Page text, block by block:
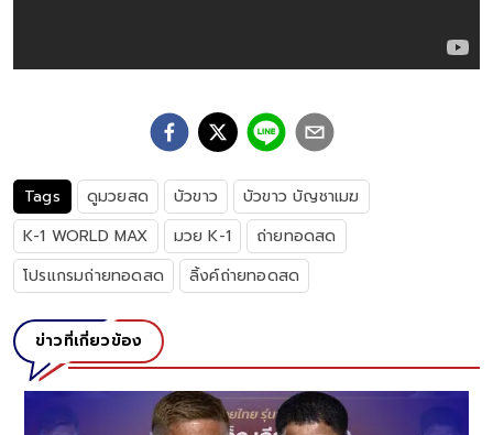
Tags ดูมวยสด บัวขาว
บัวขาว บัญชาเมฆ
K-1 WORLD MAX
มวย K-1
ถ่ายทอดสด
โปรแกรมถ่ายทอดสด
ลิ้งค์ถ่ายทอดสด
ข่าวที่เกี่ยวข้อง